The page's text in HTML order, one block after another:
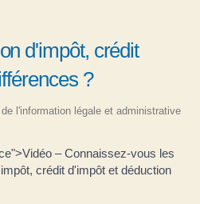
d'impôt, crédit
?
l'information légale et administrative
– Connaissez-vous les
crédit d'impôt et déduction